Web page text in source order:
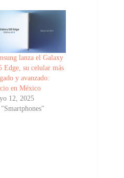
lanza el Galaxy
Edge, su celular más
y avanzado:
en México
12, 2025